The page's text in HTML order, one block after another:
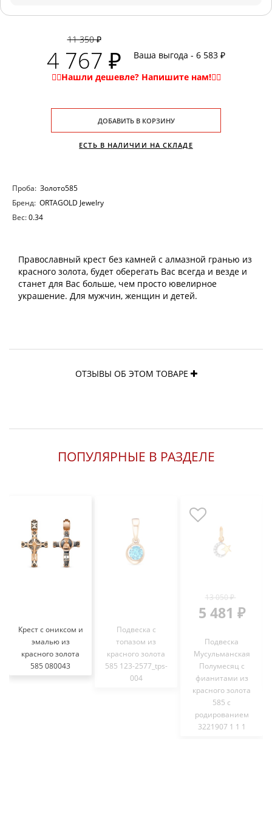
11 350 ₽
4 767 ₽ Ваша выгода - 6 583 ₽
ДОБАВИТЬ В КОРЗИНУ
ЕСТЬ В НАЛИЧИИ НА СКЛАДЕ
Проба: Золото585
Бренд: ORTAGOLD Jewelry
Вес:0.34
Православный крест без камней с алмазной гранью из
красного золота, будет оберегать Вас всегда и везде и
станет для Вас больше, чем просто ювелирное
украшение. Для мужчин, женщин и детей.
ОТЗЫВЫ ОБ ЭТОМ ТОВАРЕ
ПОПУЛЯРНЫЕ В РАЗДЕЛЕ
Крест с ониксом и
эмалью из
красного золота
585 080043
Подвеска с
топазом из
красного золота
585 123-2577_tps-
004
13 050 ₽
5 481 ₽
Подвеска
Мусульманская
Полумесяц с
фианитами из
красного золота
585 с
родированием
3221907 1 1 1